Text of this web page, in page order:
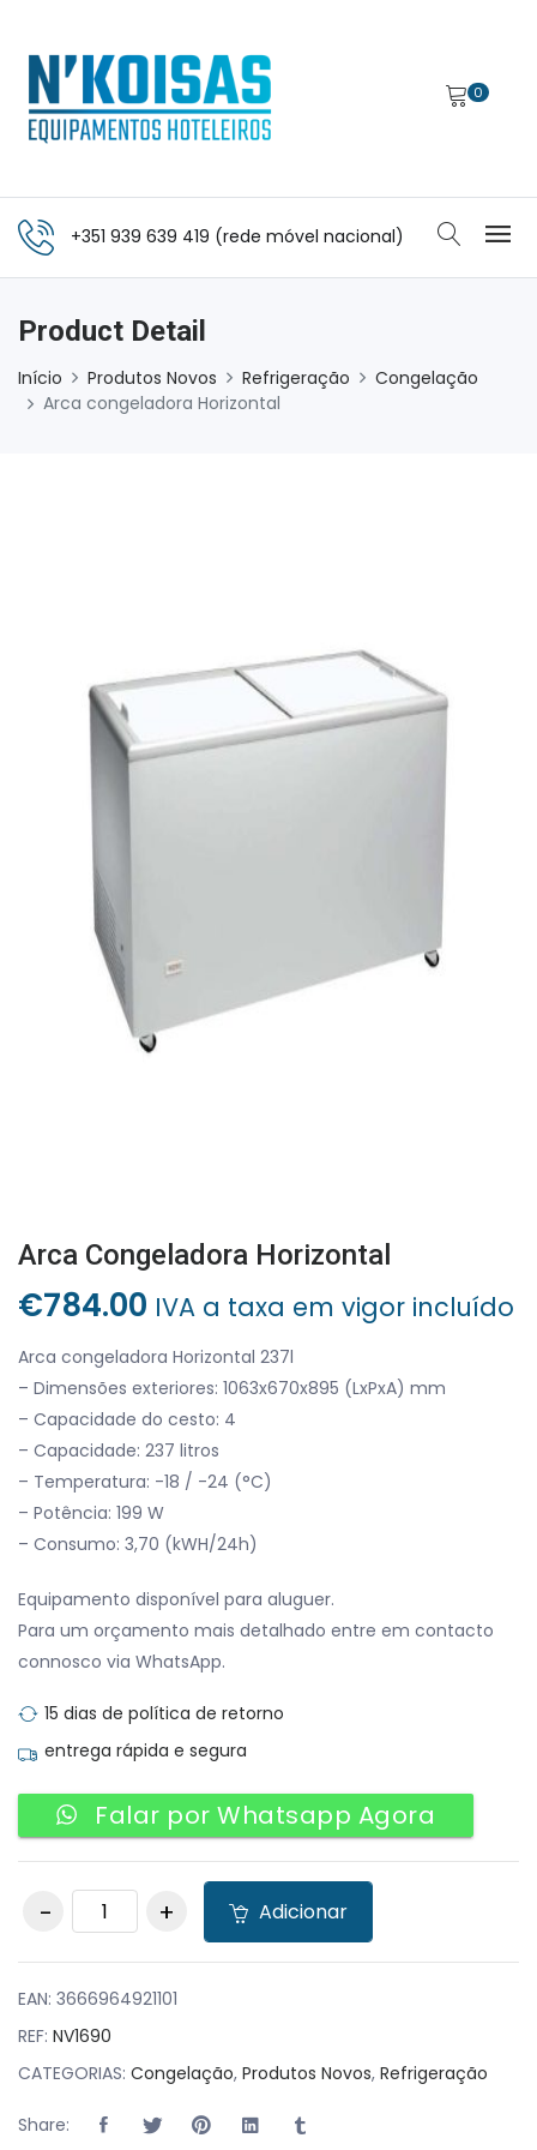
0
+351 939 639 419 (rede móvel nacional)
Product Detail
Início Produtos Novos Refrigeração
Congelação
Arca congeladora Horizontal
Arca Congeladora Horizontal
€784.00 IVA a taxa em vigor incluído
Arca congeladora Horizontal 237l
– Dimensões exteriores: 1063x670x895 (LxPxA) mm
– Capacidade do cesto: 4
– Capacidade: 237 litros
– Temperatura: -18 / -24 (°C)
– Potência: 199 W
– Consumo: 3,70 (kWH/24h)
Equipamento disponível para aluguer.
Para um orçamento mais detalhado entre em contacto
connosco via WhatsApp.
15 dias de política de retorno
entrega rápida e segura
Falar por Whatsapp Agora
Arca congeladora
Horizontal quantity
Adicionar
EAN: 3666964921101
REF: NV1690
CATEGORIAS: Congelação, Produtos Novos, Refrigeração
Share: